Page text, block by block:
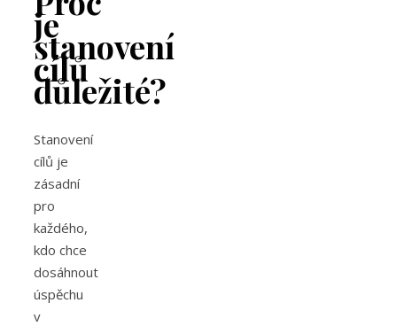
je
stanovení
cílů
důležité?
Stanovení
cílů je
zásadní
pro
každého,
kdo chce
dosáhnout
úspěchu
v